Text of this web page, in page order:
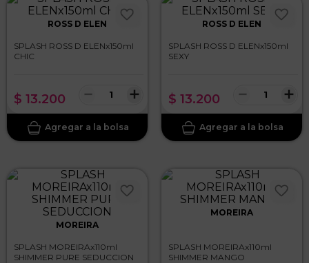
ROSS D ELEN
SPLASH ROSS D ELENx150ml
CHIC
$ 13.200 ＋
－
ROSS D ELEN
SPLASH ROSS D ELENx150ml
SEXY
$ 13.200 ＋
－
MOREIRA
SPLASH MOREIRAx110ml
SHIMMER PURE SEDUCCION
MOREIRA
SPLASH MOREIRAx110ml
SHIMMER MANGO